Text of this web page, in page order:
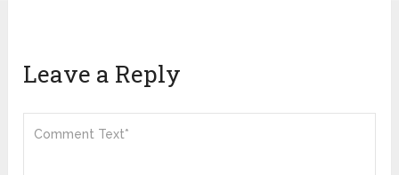
Leave a Reply